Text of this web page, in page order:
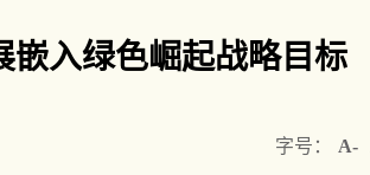
嵌入绿色崛起战略目标
字号： A-